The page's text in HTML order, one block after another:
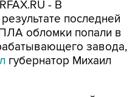
обломки попали в
завода,
губернатор Михаил
ликвидацией